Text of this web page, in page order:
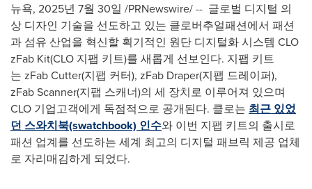
뉴욕, 2025년 7월 30일 /PRNewswire/ -- 글로벌 디지털 의
상 디자인 기술을 선도하고 있는 클로버추얼패션에서 패션
과 섬유 산업을 혁신할 획기적인 원단 디지털화 시스템 CLO
zFab Kit(CLO 지팹 키트)를 새롭게 선보인다. 지팹 키트
는 zFab Cutter(지팹 커터), zFab Draper(지팹 드레이퍼),
zFab Scanner(지팹 스캐너)의 세 장치로 이루어져 있으며
CLO 기업고객에게 독점적으로 공개된다. 클로는 최근 있었
던 스와치북(swatchbook) 인수와 이번 지팹 키트의 출시로
패션 업계를 선도하는 세계 최고의 디지털 패브릭 제공 업체
로 자리매김하게 되었다.